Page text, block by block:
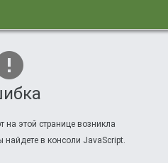
на этой странице возникла
в консоли JavaScript.